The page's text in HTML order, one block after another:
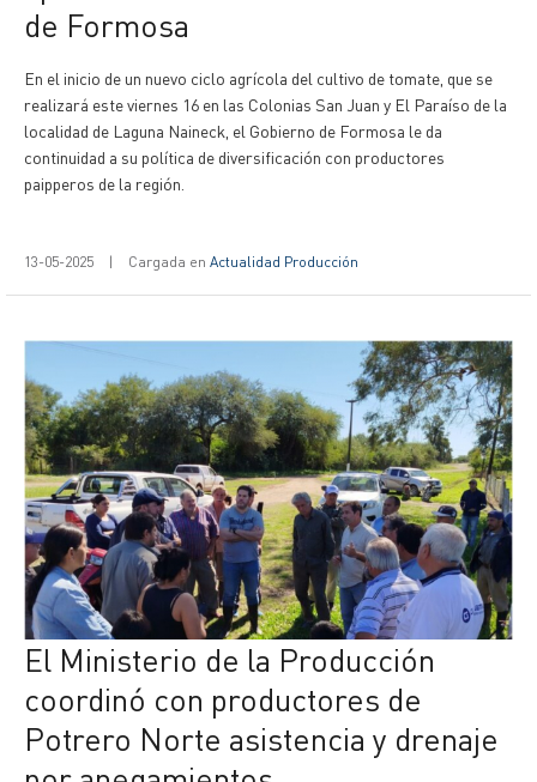
de Formosa
En el inicio de un nuevo ciclo agrícola del cultivo de tomate, que se
realizará este viernes 16 en las Colonias San Juan y El Paraíso de la
localidad de Laguna Naineck, el Gobierno de Formosa le da
continuidad a su política de diversificación con productores
paipperos de la región.
13-05-2025 | Cargada en Actualidad Producción
El Ministerio de la Producción
coordinó con productores de
Potrero Norte asistencia y drenaje